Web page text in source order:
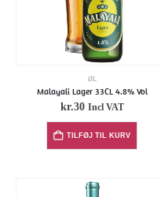
ØL
Malayali Lager 33CL 4.8% Vol
kr.30 Incl VAT
TILFØJ TIL KURV